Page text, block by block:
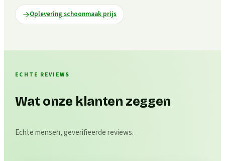
Oplevering schoonmaak prijs
ECHTE REVIEWS
Wat onze klanten zeggen
Echte mensen, geverifieerde reviews.